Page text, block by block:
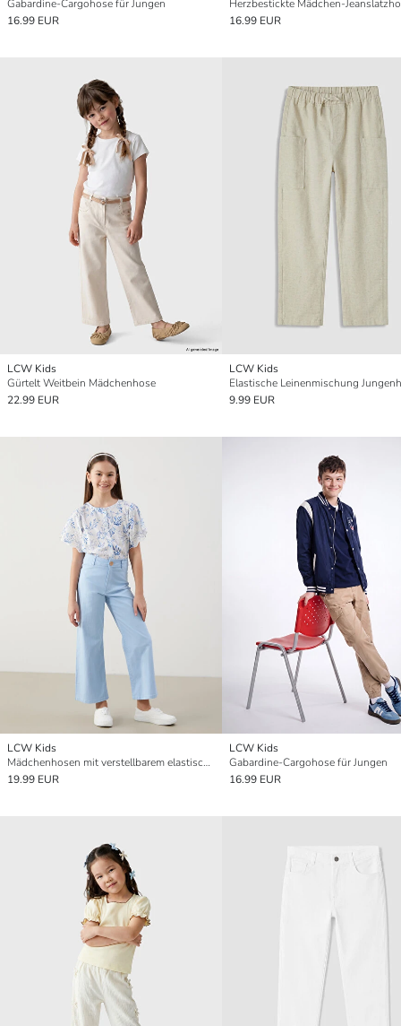
Gabardine-Cargohose für Jungen
16.99 EUR
Herzbestickte Mädchen-
16.99 EUR
LCW Kids
Gürtelt Weitbein Mädchenhose
22.99 EUR
LCW Kids
9.99 EUR
LCW Kids
Mädchenhosen mit verstellbarem elastischem Bund
19.99 EUR
LCW Kids
Gabardine-Cargohose für Jungen
16.99 EUR